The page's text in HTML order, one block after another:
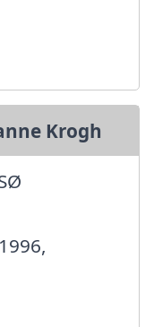
Krogh